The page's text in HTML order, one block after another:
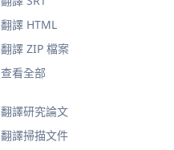
翻譯研究論文
翻譯掃描文件
翻譯 HTML
翻譯 ZIP 檔案
查看全部